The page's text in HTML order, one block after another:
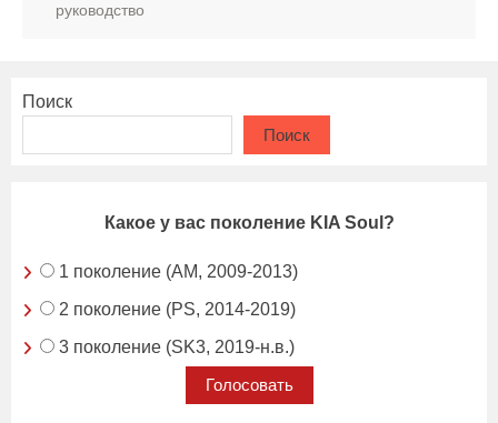
руководство
Поиск
Поиск
Какое у вас поколение KIA Soul?
1 поколение (AM, 2009-2013)
2 поколение (PS, 2014-2019)
3 поколение (SK3, 2019-н.в.)